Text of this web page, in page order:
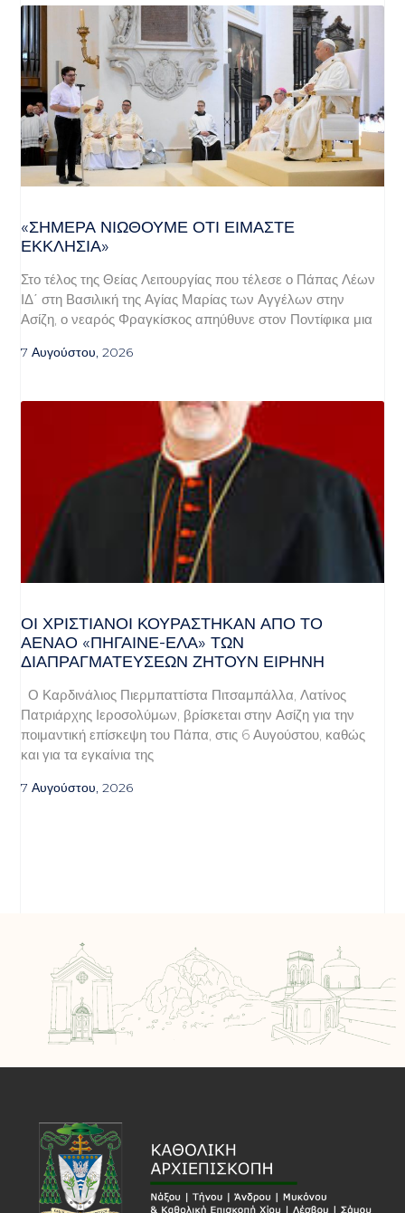
«ΣΉΜΕΡΑ ΝΙΏΘΟΥΜΕ ΌΤΙ ΕΊΜΑΣΤΕ
ΕΚΚΛΗΣΊΑ»
Στο τέλος της Θείας Λειτουργίας που τέλεσε ο Πάπας Λέων
ΙΔ΄ στη Βασιλική της Αγίας Μαρίας των Αγγέλων στην
Ασίζη, ο νεαρός Φραγκίσκος απηύθυνε στον Ποντίφικα μια
7 Αυγούστου, 2026
ΟΙ ΧΡΙΣΤΙΑΝΟΊ ΚΟΥΡΆΣΤΗΚΑΝ ΑΠΌ ΤΟ
ΑΈΝΑΟ «ΠΉΓΑΙΝΕ-ΈΛΑ» ΤΩΝ
ΔΙΑΠΡΑΓΜΑΤΕΎΣΕΩΝ ΖΗΤΟΎΝ ΕΙΡΉΝΗ
Ο Καρδινάλιος Πιερμπαττίστα Πιτσαμπάλλα, Λατίνος
Πατριάρχης Ιεροσολύμων, βρίσκεται στην Ασίζη για την
ποιμαντική επίσκεψη του Πάπα, στις 6 Αυγούστου, καθώς
και για τα εγκαίνια της
7 Αυγούστου, 2026